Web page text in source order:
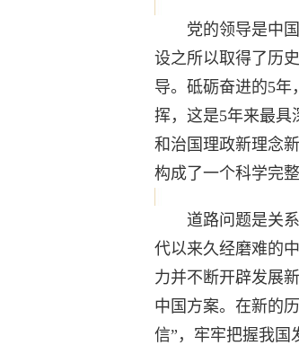
党的领导是中国
设之所以取得了历
导。砥砺奋进的5
挥，这是5年来最具
和治国理政新理念
构成了一个科学完
道路问题是关系
代以来久经磨难的
力并不断开辟发展
中国方案。在新的
信”，牢牢把握我国